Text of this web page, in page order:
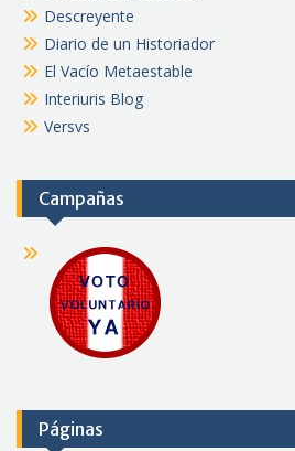
Descreyente
Diario de un Historiador
El Vacío Metaestable
Interiuris Blog
Versvs
Campañas
Páginas